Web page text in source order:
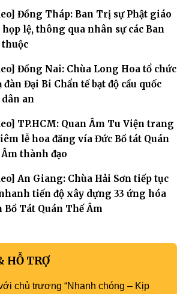
Đồng Tháp: Ban Trị sự Phật giáo
lệ, thông qua nhân sự các Ban
Đồng Nai: Chùa Long Hoa tổ chức
đàn Đại Bi Chẩn tế bạt độ cầu quốc
an
TP.HCM: Quan Âm Tu Viện trang
lễ hoa đăng vía Đức Bồ tát Quán
thành đạo
An Giang: Chùa Hải Sơn tiếp tục
tiến độ xây dựng 33 ứng hóa
Bồ Tát Quán Thế Âm
HỖ TRỢ
chủ trương “Nhanh chóng – Kịp